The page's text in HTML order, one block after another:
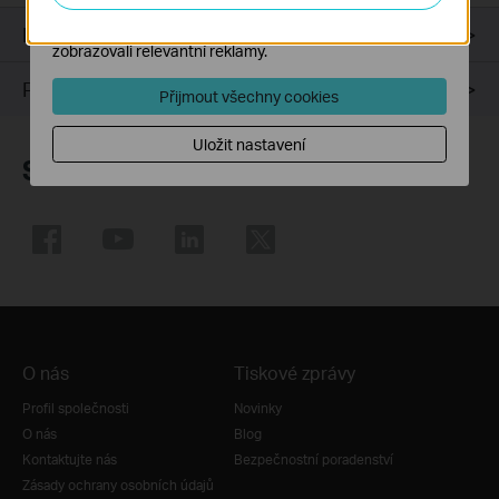
Parametry
Podpora
Sledujte nás
O nás
Profil společnosti
O nás
Kontaktujte nás
Zásady ochrany osobních údajů
Tiskové zprávy
Novinky
Blog
Bezpečnostní poradenství
zobrazovali relevantní reklamy.
Přijmout všechny cookies
Uložit nastavení